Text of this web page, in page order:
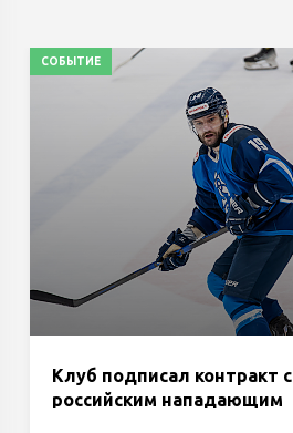
СОБЫТИЕ
Клуб подписал контракт с
российским нападающим